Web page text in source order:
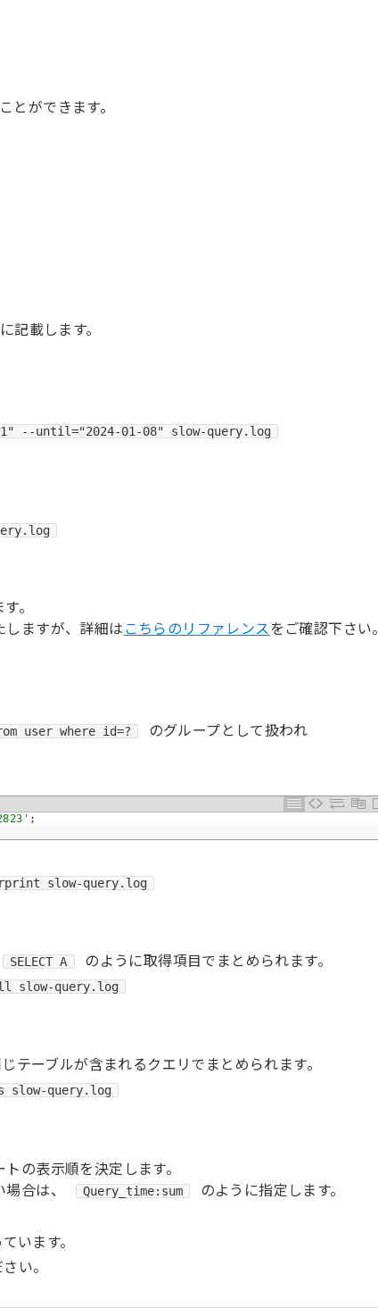
ができます。
記載します。
--until="2024-01-08" slow-query.log
。
ますが、詳細はこちらのリファレンスをご確認下さい。
user where id=?
のグループとして扱われ
;
slow-query.log
SELECT A
のように取得項目でまとめられます。
slow-query.log
ーブルが含まれるクエリでまとめられます。
slow-query.log
の表示順を決定します。
合は、
Query_time:sum のように指定します。
ます。
い。